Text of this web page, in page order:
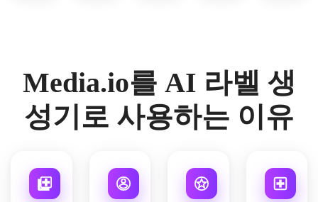
뷰티
딩,
화이
전면
패키
깔끔
림자
와 세
드러
운 조
명,
수제
캐릭
스타
일 조
명,
프리
미엄
테일
로 고
되는
구성,
퍼진
데이
라이
프리
미엄
농가
브랜
딩,
장인
있는
라벨
타이
래피
구성,
소박
한 장
인 브
사이
즈 타
이포
그래
치는
구도,
한 무
세리
프 타
이포
그래
광택
있는
Media.io를 AI 라벨 생
성기로 사용하는 이유